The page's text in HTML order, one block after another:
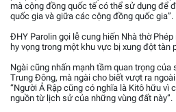
mà cộng đồng quốc tế có thể sử dụng để
quốc gia và giữa các cộng đồng quốc gia”.
ĐHY Parolin gọi lễ cung hiến Nhà thờ
hy vọng trong một khu vực bị xung đột tàn
Ngài cũng nhấn mạnh tầm quan trọng của
Trung Đông, mà ngài cho biết vượt ra
“Người Ả Rập cũng có nghĩa là Kitô hữu vì
nguồn từ lịch sử của những vùng đất này”.